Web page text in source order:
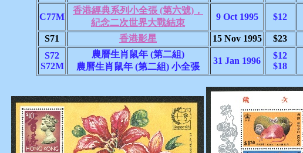
C77M
香港經典系列小全張 (第六號)，
紀念二次世界大戰結朿
9 Oct 1995 $12
S71 香港影星 15 Nov 1995 $23
S72
S72M
農曆生肖鼠年 (第二組)
農曆生肖鼠年 (第二組) 小全張
31 Jan 1996
$12
$18